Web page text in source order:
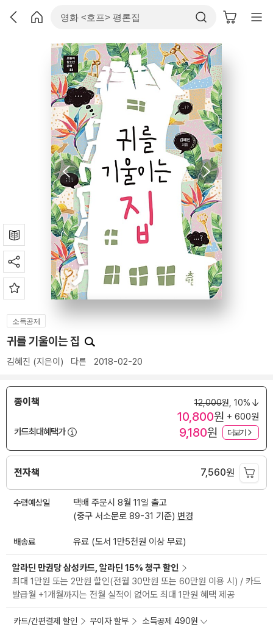
소득공제
귀를 기울이는 집
김혜진 (지은이) 다른 2018-02-20
종이책 12,000원, 10%
10,800원 + 600원
카드최대혜택가
9,180원 더보기
전자책 7,560원
수령예상일
택배 주문시 8월 11일 출고
(중구 서소문로 89-31 기준) 변경
배송료 유료 (도서 1만5천원 이상 무료)
알라딘 만권당 삼성카드, 알라딘 15% 청구 할인
최대 1만원 또는 2만원 할인(전월 30만원 또는 60만원 이용 시) / 카드
발급월 +1개월까지는 전월 실적이 없어도 최대 1만원 혜택 제공
카드/간편결제 할인 무이자 할부 소득공제 490원